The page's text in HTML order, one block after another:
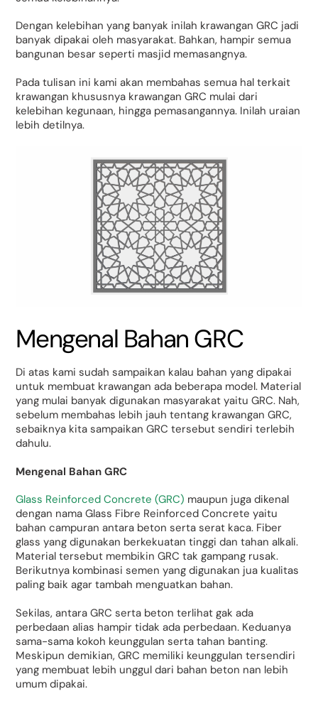
Dengan kelebihan yang banyak inilah krawangan GRC jadi
banyak dipakai oleh masyarakat. Bahkan, hampir semua
bangunan besar seperti masjid memasangnya.
Pada tulisan ini kami akan membahas semua hal terkait
krawangan khususnya krawangan GRC mulai dari
kelebihan kegunaan, hingga pemasangannya. Inilah uraian
lebih detilnya.
Mengenal Bahan GRC
Di atas kami sudah sampaikan kalau bahan yang dipakai
untuk membuat krawangan ada beberapa model. Material
yang mulai banyak digunakan masyarakat yaitu GRC. Nah,
sebelum membahas lebih jauh tentang krawangan GRC,
sebaiknya kita sampaikan GRC tersebut sendiri terlebih
dahulu.
Mengenal Bahan GRC
Glass Reinforced Concrete (GRC) maupun juga dikenal
dengan nama Glass Fibre Reinforced Concrete yaitu
bahan campuran antara beton serta serat kaca. Fiber
glass yang digunakan berkekuatan tinggi dan tahan alkali.
Material tersebut membikin GRC tak gampang rusak.
Berikutnya kombinasi semen yang digunakan jua kualitas
paling baik agar tambah menguatkan bahan.
Sekilas, antara GRC serta beton terlihat gak ada
perbedaan alias hampir tidak ada perbedaan. Keduanya
sama-sama kokoh keunggulan serta tahan banting.
Meskipun demikian, GRC memiliki keunggulan tersendiri
yang membuat lebih unggul dari bahan beton nan lebih
umum dipakai.